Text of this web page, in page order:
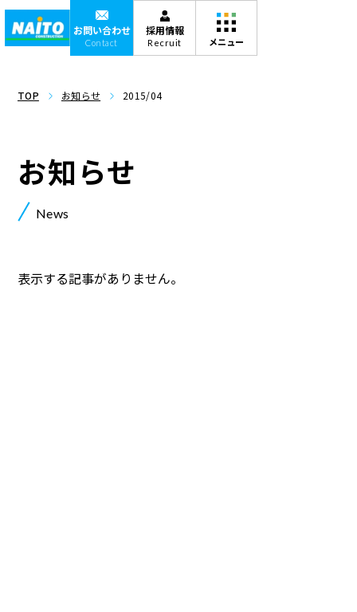
お問い合わせ
Contact
採用情報
Recruit
TOP お知らせ 2015/04
News
お知らせ
表示する記事がありません。